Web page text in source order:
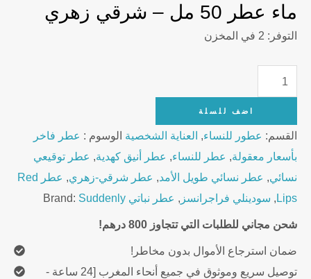
ماء عطر 50 مل – شرقي زهري
التوفر: 2 في المخزن
Suddenly
Fragrances
Lips
Eau
de
Parfum
50ml
اضف للسلة
القسم: عطور للنساء, العناية الشخصية الوسوم : عطر فاخر
بأسعار معقولة, عطر للنساء, عطر أنيق كهدية, عطر توقيعي
نسائي, عطر نسائي طويل الأمد, عطر شرقي‑زهري,
عطر Red
Lips
, سودينلي فراجرانسز , عطر نباتي Brand: Suddenly
شحن مجاني للطلبات التي تتجاوز 800 درهم!
ضمان استرجاع الأموال بدون مخاطر!
توصيل سريع وموثوق في جميع أنحاء المغرب [24 ساعة -